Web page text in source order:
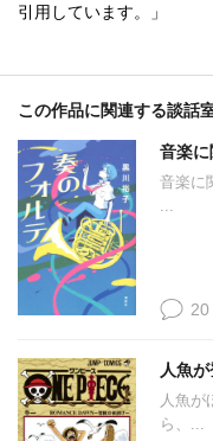
引用しています。」
この作品に関連する談話
音楽に
音楽に
...
20
人魚
人魚が
ら、...